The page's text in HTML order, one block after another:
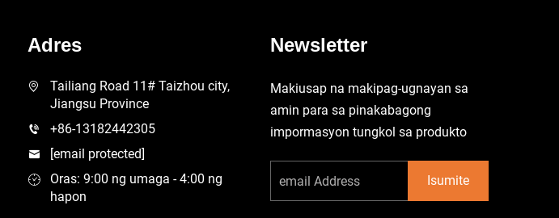
Adres
Tailiang Road 11# Taizhou city,
Jiangsu Province
+86-13182442305
[email protected]
Oras: 9:00 ng umaga - 4:00 ng
hapon
Newsletter
Makiusap na makipag-ugnayan sa
amin para sa pinakabagong
impormasyon tungkol sa produkto
Isumite